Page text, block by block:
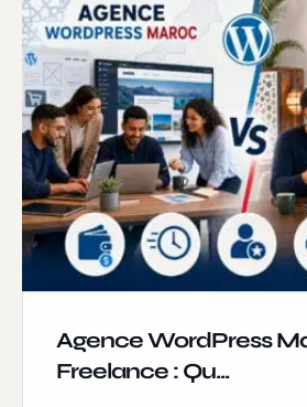
Agence WordPress
Freelance : Qu...